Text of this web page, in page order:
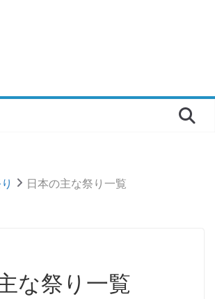
日本の主な祭り一覧
な祭り一覧